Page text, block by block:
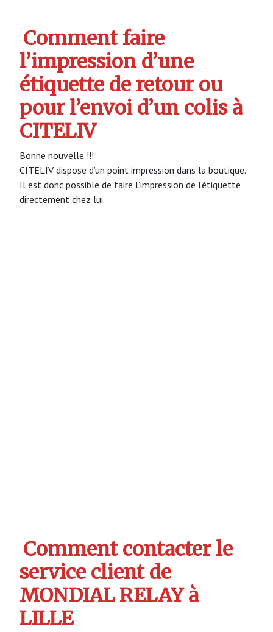
Comment faire
l’impression d’une
étiquette de retour ou
pour l’envoi d’un colis à
CITELIV
Bonne nouvelle !!!
CITELIV dispose d’un point impression dans la boutique.
Il est donc possible de faire l’impression de l’étiquette
directement chez lui.
Comment contacter le
service client de
MONDIAL RELAY à
LILLE